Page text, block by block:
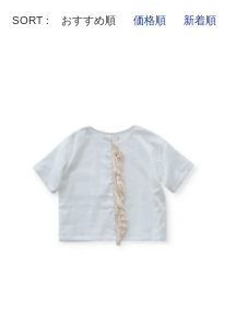
SORT : おすすめ順 価格順 新着順